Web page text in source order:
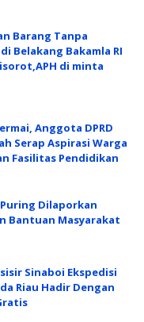
Barang Tanpa
Belakang Bakamla RI
di minta
Anggota DPRD
Serap Aspirasi Warga
Fasilitas Pendidikan
Dilaporkan
Bantuan Masyarakat
Sinaboi Ekspedisi
Riau Hadir Dengan